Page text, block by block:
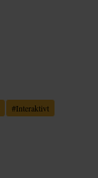
#Interaktivt